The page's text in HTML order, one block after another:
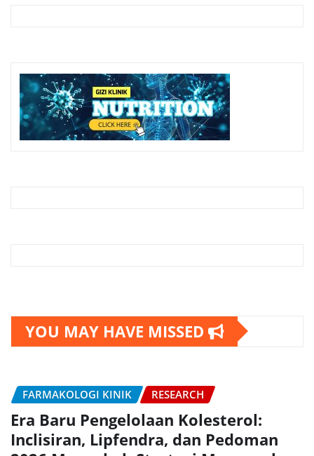
YOU MAY HAVE MISSED
FARMAKOLOGI KINIK RESEARCH
Era Baru Pengelolaan Kolesterol:
Inclisiran, Lipfendra, dan Pedoman